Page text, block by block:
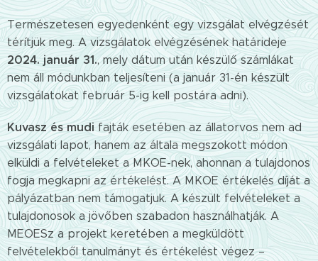
Természetesen egyedenként egy vizsgálat elvégzését
térítjük meg. A vizsgálatok elvégzésének határideje
2024. január 31., mely dátum után készülő számlákat
nem áll módunkban teljesíteni (a január 31-én készült
vizsgálatokat február 5-ig kell postára adni).
Kuvasz és mudi fajták esetében az állatorvos nem ad
vizsgálati lapot, hanem az általa megszokott módon
elküldi a felvételeket a MKOE-nek, ahonnan a tulajdonos
fogja megkapni az értékelést. A MKOE értékelés díját a
pályázatban nem támogatjuk. A készült felvételeket a
tulajdonosok a jövőben szabadon használhatják. A
MEOESz a projekt keretében a megküldött
felvételekből tanulmányt és értékelést végez –